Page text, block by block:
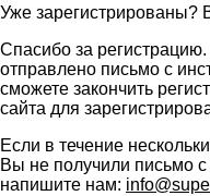
Уже зарегистрированы?
Спасибо за
отправлено письмо с
сможете закончить
сайта для
Если в течение
Вы не получили письмо
напишите нам: